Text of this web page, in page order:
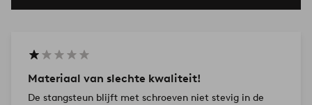
Materiaal van slechte kwaliteit!
De stangsteun blijft met schroeven niet stevig in de